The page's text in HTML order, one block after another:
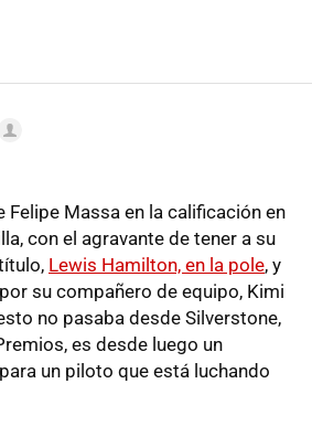
Felipe Massa en la calificación en
con el agravante de tener a su
Lewis Hamilton, en la pole, y
su compañero de equipo, Kimi
no pasaba desde Silverstone,
es desde luego un
para un piloto que está luchando